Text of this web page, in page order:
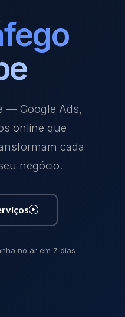
— Google Ads,
online que
cada
negócio.
no ar em 7 dias